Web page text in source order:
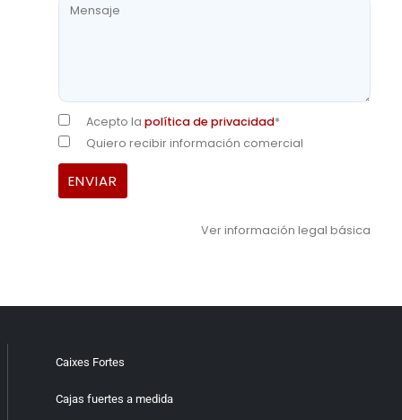
Acepto la política de privacidad*
Quiero recibir información comercial
Ver información legal básica
Caixes Fortes
Cajas fuertes a medida